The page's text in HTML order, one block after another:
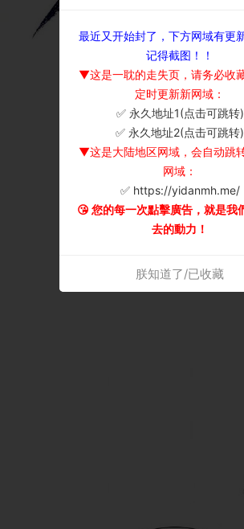
最近又开始封了，下方网域有更
记得截图！！
▼这是一耽的走失页，请务必收
定时更新新网域：
✅ 永久地址1(点击可跳转)
✅ 永久地址2(点击可跳转)
▼这是大陆地区网域，会自动跳
网域：
✅ https://yidanmh.me/
😘 您的每一次點擊廣告，就是我
去的動力！
朕知道了/已收藏